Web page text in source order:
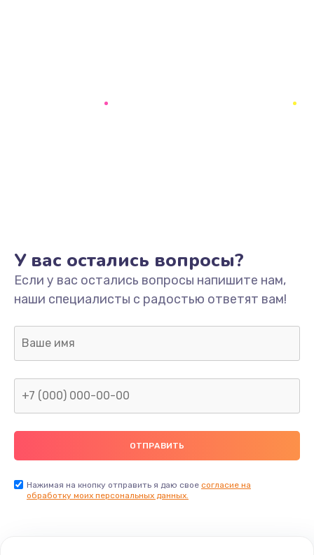
У вас остались вопросы?
Если у вас остались вопросы напишите нам,
наши специалисты с радостью ответят вам!
Нажимая на кнопку отправить я даю свое согласие на
обработку моих персональных данных.